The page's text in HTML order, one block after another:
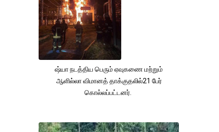
ஷ்யா நடத்திய பெரும் ஏவுகணை மற்றும்
ஆளில்லா விமானத் தாக்குதலில்21 பேர்
கொல்லப்பட்டனர்.